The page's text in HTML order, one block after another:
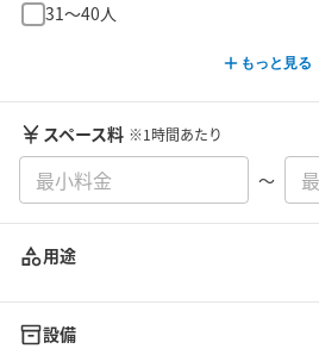
31〜40人
もっと見る
スペース料 ※1時間あたり
〜
用途
設備